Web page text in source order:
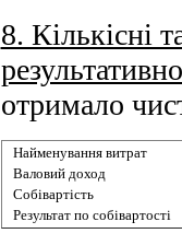
8. Кількісні
отримало
Найменування витрат
Валовий доход
Собівартість
Результат по собівартості